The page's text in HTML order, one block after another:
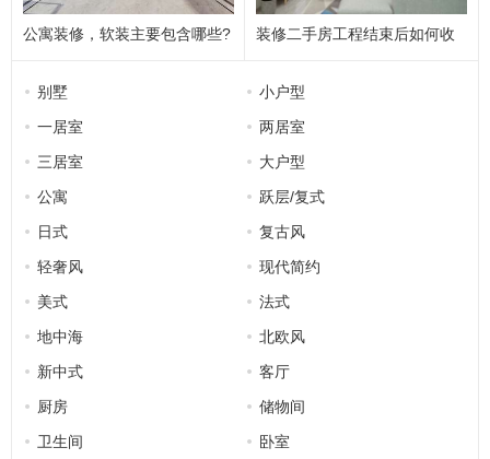
阳台改造装修攻略，告别鸡肋空间超实用
无主灯设计装修攻略，全屋灯光高级不刺眼
装修预算分配指南，合理花钱杜绝增项超支
卫生间装修避坑细节，干湿分离不返味
厨房装修细节规范，实用省心告别油烟积水
新房除甲醛科学方法，告别装修污染误区
装修瓷砖选购与铺贴技巧，耐用不空鼓不脱落
软装搭配基础逻辑：低成本提升家装质感
吊顶装修避坑：告别压抑鸡肋，简约实用才耐看
地面选材对比：木地板VS瓷砖，按需选择不纠结
门窗改造全攻略：隔音、密封、隔热不踩坑
公寓装修，软装主要包含哪些?
装修二手房工程结束后如何收
别墅
小户型
一居室
两居室
三居室
大户型
公寓
跃层/复式
日式
复古风
轻奢风
现代简约
美式
法式
地中海
北欧风
新中式
客厅
厨房
储物间
卫生间
卧室